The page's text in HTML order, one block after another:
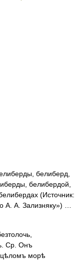
белиберд,
белибердой,
(Источник:
А. А. Зализняку») …
Ср. Онъ
морѣ